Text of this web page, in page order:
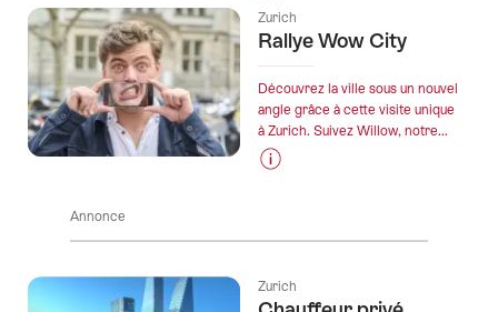
Zurich
à
Informations
sur
prix
de
l’offre
""Le
tour
de
Zurich
Rallye Wow City
Découvrez la ville sous un nouvel
angle grâce à cette visite unique
à Zurich. Suivez Willow, notre...
de
l’offre
Annonce
Zurich